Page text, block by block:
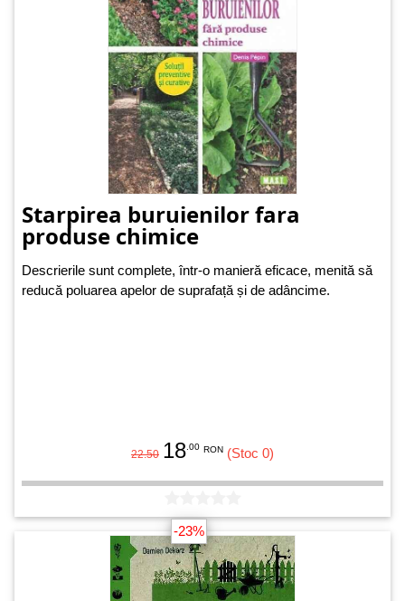
Starpirea buruienilor fara
produse chimice
Descrierile sunt complete, într-o manieră eficace, menită să
reducă poluarea apelor de suprafață și de adâncime.
22.50 18 .00 RON (Stoc 0)
-23%